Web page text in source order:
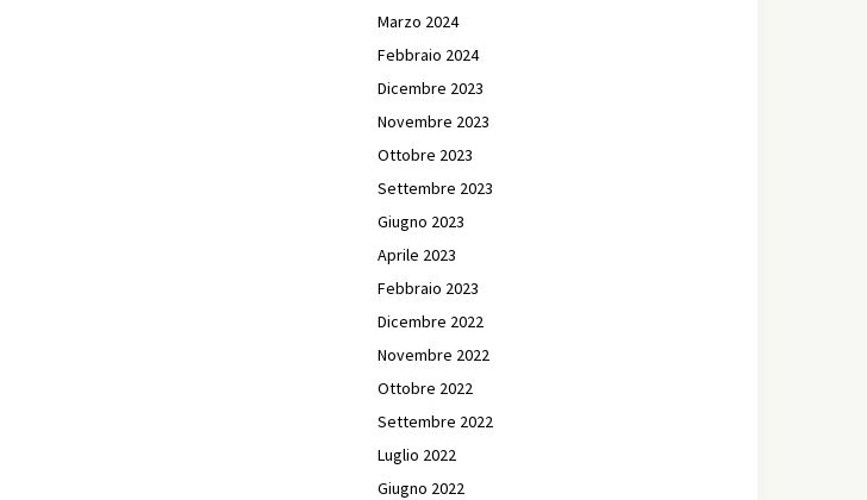
Marzo 2024
Febbraio 2024
Dicembre 2023
Novembre 2023
Ottobre 2023
Settembre 2023
Giugno 2023
Aprile 2023
Febbraio 2023
Dicembre 2022
Novembre 2022
Ottobre 2022
Settembre 2022
Luglio 2022
Giugno 2022